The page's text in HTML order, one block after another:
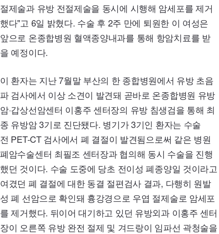
절제술과 유방 전절제술을 동시에 시행해 암세포를 제거
했다"고 6일 밝혔다. 수술 후 2주 만에 퇴원한 이 여성은
앞으로 온종합병원 혈액종양내과를 통해 항암치료를 받
을 예정이다.
이 환자는 지난 7월말 부산의 한 종합병원에서 유방 초음
파 검사에서 이상 소견이 발견돼 곧바로 온종합병원 유방
암·갑상선암센터 이홍주 센터장의 유방 침생검을 통해 최
종 유방암 3기로 진단됐다. 병기가 3기인 환자는 수술
전 PET-CT검사에서 폐 결절이 발견됨으로써 같은 병원
폐암수술센터 최필조 센터장과 협의해 동시 수술을 진행
했던 것이다. 수술 도중에 당초 전이성 폐종양일 것이라고
여겼던 폐 결절에 대한 동결 절편검사 결과, 다행히 원발
성 폐 선암으로 확인돼 흉강경으로 우엽 절제술로 암세포
를 제거했다. 뒤이어 대기하고 있던 유방외과 이홍주 센터
장이 오른쪽 유방 완전 절제 및 겨드랑이 임파선 곽청술을